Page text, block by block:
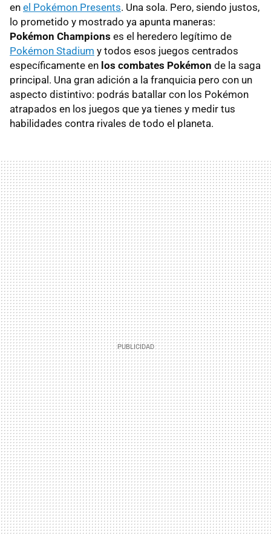
en el Pokémon Presents. Una sola. Pero, siendo justos,
lo prometido y mostrado ya apunta maneras:
Pokémon Champions es el heredero legítimo de
Pokémon Stadium y todos esos juegos centrados
específicamente en los combates Pokémon de la saga
principal. Una gran adición a la franquicia pero con un
aspecto distintivo: podrás batallar con los Pokémon
atrapados en los juegos que ya tienes y medir tus
habilidades contra rivales de todo el planeta.